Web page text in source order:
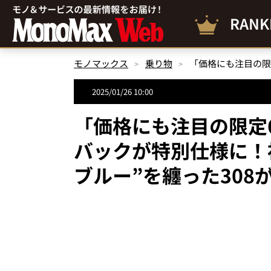
モノマックス 乗り物
2025/01/26 10:00
「価格にも注目の限
バックが特別仕様に
ブルー”を纏った308